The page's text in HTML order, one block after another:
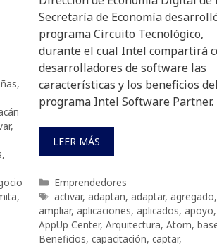
,
,
,
,
Secretaría de Economía
programa Circuito Tecnológico,
durante el cual Intel compartirá
desarrolladores de software las
características y los beneficios del
programa Intel Software Partner.
LEER MÁS
Categorías
Emprendedores
Etiquetas
activar, adaptan, adaptar, agregado,
ampliar, aplicaciones, aplicados, apoyo,
AppUp Center, Arquitectura, Atom,
Beneficios, capacitación, captar,